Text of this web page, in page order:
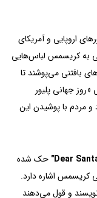
اروپایی و آمریکای
به کریسمس لباس‌هایی
بافتنی می‌پوشند تا
جهانی پلیور
مردم با پوشیدن این
حک شده
کریسمس اشاره دارد.
و قول می‌دهند